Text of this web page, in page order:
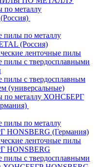
по металлу
пилы по металлу
(Россия)
ленточные пилы
пилы с твердосплавными
пилы с твердосплавным
(универсальные)
по металлу ХОНСБЕРГ
пилы по металлу
(Германия)
ленточные пилы
HONSBERG
пилы с твердосплавными